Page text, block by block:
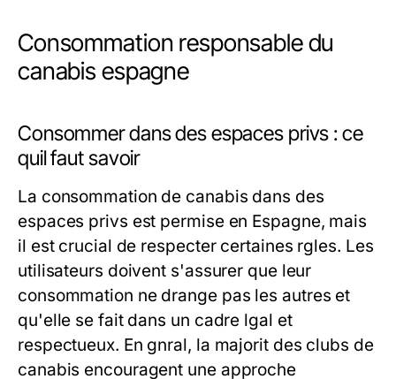
Consommation responsable du
canabis espagne
Consommer dans des espaces privs : ce
quil faut savoir
La consommation de canabis dans des
espaces privs est permise en Espagne, mais
il est crucial de respecter certaines rgles. Les
utilisateurs doivent s'assurer que leur
consommation ne drange pas les autres et
qu'elle se fait dans un cadre lgal et
respectueux. En gnral, la majorit des clubs de
canabis encouragent une approche